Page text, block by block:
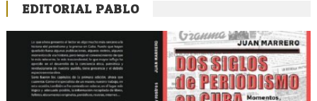
EDITORIAL PABLO